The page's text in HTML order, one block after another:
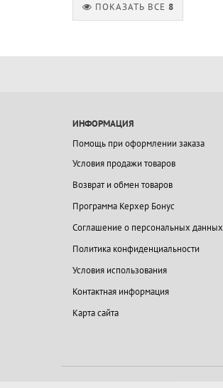
ПОКАЗАТЬ ВСЕ8
ИНФОРМАЦИЯ
Помощь при оформлении заказа
Условия продажи товаров
Возврат и обмен товаров
Программа Керхер Бонус
Соглашение о персональных данных
Политика конфиденциальности
Условия использования
Контактная информация
Карта сайта